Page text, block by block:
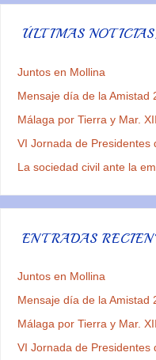
ÚLTIMAS
Juntos en Mollina
Mensaje día de la Amistad
Málaga por Tierra y Mar.
VI Jornada de Presidentes
La sociedad civil ante la
ENTRADAS
Juntos en Mollina
Mensaje día de la Amistad
Málaga por Tierra y Mar.
VI Jornada de Presidentes